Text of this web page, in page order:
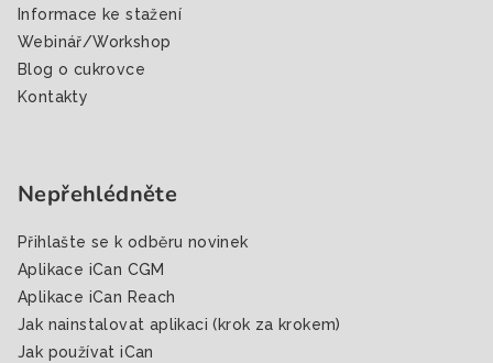
Informace ke stažení
Webinář/Workshop
Blog o cukrovce
Kontakty
Nepřehlédněte
Přihlašte se k odběru novinek
Aplikace iCan CGM
Aplikace iCan Reach
Jak nainstalovat aplikaci (krok za krokem)
Jak používat iCan